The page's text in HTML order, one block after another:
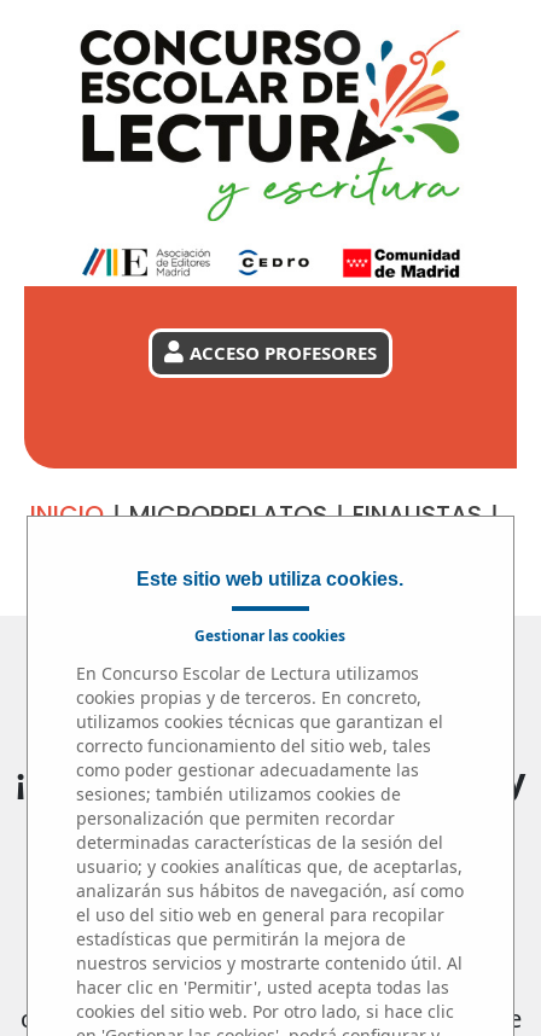
ACCESO PROFESORES
INICIO|MICRORRELATOS|FINALISTAS|
Microrrelatos en el Aula
2025 / 2026
¡¡115 centros, 161 profesores y
más de 820 alumnos
participantes!!
Queremos compartir este éxito con los
auténticos protagonistas del Concurso: los
centros educativos, profesores y alumnos de
Este sitio web utiliza cookies.
Gestionar las cookies
En Concurso Escolar de Lectura utilizamos
cookies propias y de terceros. En concreto,
utilizamos cookies técnicas que garantizan el
correcto funcionamiento del sitio web, tales
como poder gestionar adecuadamente las
sesiones; también utilizamos cookies de
personalización que permiten recordar
determinadas características de la sesión del
usuario; y cookies analíticas que, de aceptarlas,
analizarán sus hábitos de navegación, así como
el uso del sitio web en general para recopilar
estadísticas que permitirán la mejora de
nuestros servicios y mostrarte contenido útil. Al
hacer clic en 'Permitir', usted acepta todas las
cookies del sitio web. Por otro lado, si hace clic